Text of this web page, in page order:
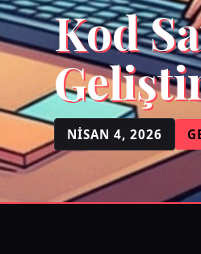
Kod
NISAN 4, 2026